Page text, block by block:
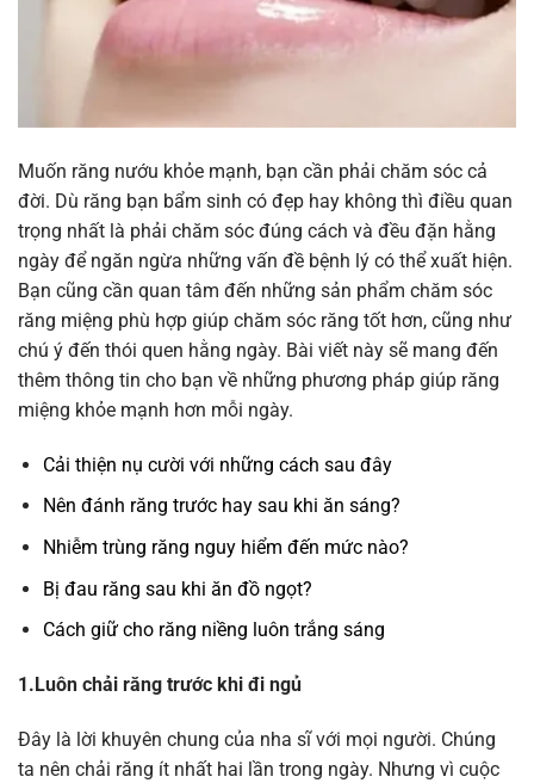
Muốn răng nướu khỏe mạnh, bạn cần phải chăm sóc cả
đời. Dù răng bạn bẩm sinh có đẹp hay không thì điều quan
trọng nhất là phải chăm sóc đúng cách và đều đặn hằng
ngày để ngăn ngừa những vấn đề bệnh lý có thể xuất hiện.
Bạn cũng cần quan tâm đến những sản phẩm chăm sóc
răng miệng phù hợp giúp chăm sóc răng tốt hơn, cũng như
chú ý đến thói quen hằng ngày. Bài viết này sẽ mang đến
thêm thông tin cho bạn về những phương pháp giúp răng
miệng khỏe mạnh hơn mỗi ngày.
Cải thiện nụ cười với những cách sau đây
Nên đánh răng trước hay sau khi ăn sáng?
Nhiễm trùng răng nguy hiểm đến mức nào?
Bị đau răng sau khi ăn đồ ngọt?
Cách giữ cho răng niềng luôn trắng sáng
1.Luôn chải răng trước khi đi ngủ
Đây là lời khuyên chung của nha sĩ với mọi người. Chúng
ta nên chải răng ít nhất hai lần trong ngày. Nhưng vì cuộc